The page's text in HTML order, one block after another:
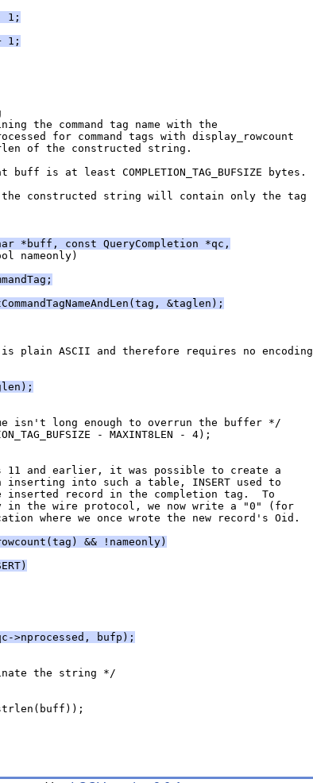
1;
1;
the command tag name with the
for command tags with display_rowcount
of the constructed string.
buff is at least COMPLETION_TAG_BUFSIZE bytes.
constructed string will contain only the tag
*buff, const QueryCompletion *qc,
nameonly)
&taglen);
plain ASCII and therefore requires no encoding
isn't long enough to overrun the buffer */
- MAXINT8LEN - 4);
and earlier, it was possible to create a
into such a table, INSERT used to
record in the completion tag.  To
the wire protocol, we now write a "0" (for
where we once wrote the new record's Oid.
&& !nameonly)
>nprocessed, bufp);
the string */